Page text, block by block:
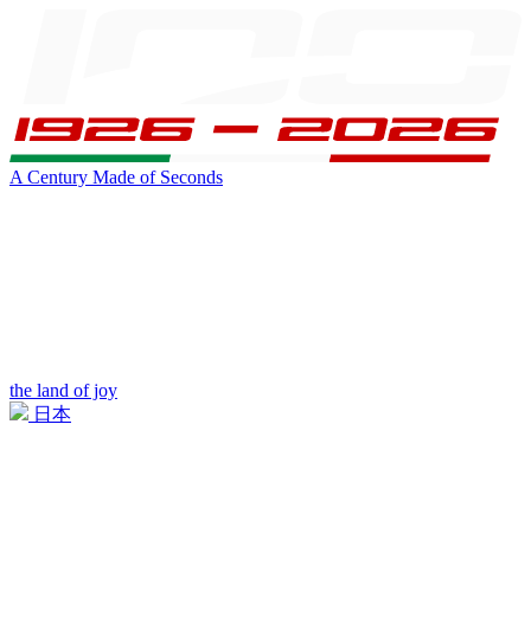
A Century Made of Seconds
the land of joy
日本